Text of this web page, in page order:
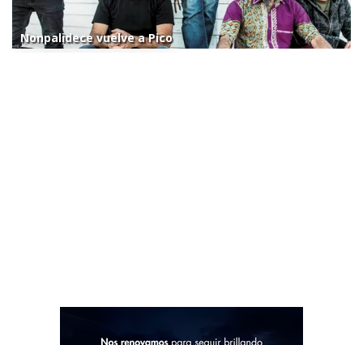
Nonpalidece vuelve a Pico